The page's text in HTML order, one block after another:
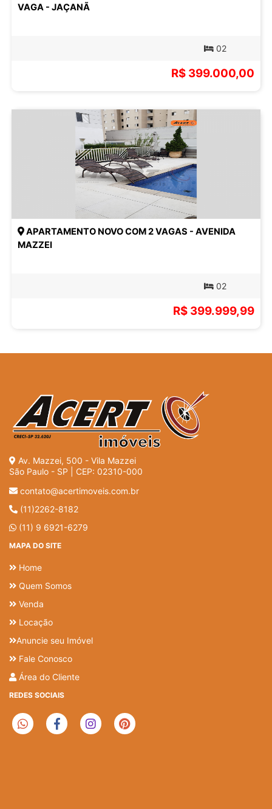
VAGA - JAÇANÃ
02
R$ 399.000,00
APARTAMENTO NOVO COM 2 VAGAS - AVENIDA
MAZZEI
02
R$ 399.999,99
Av. Mazzei, 500 - Vila Mazzei
São Paulo - SP | CEP: 02310-000
contato@acertimoveis.com.br
(11)2262-8182
(11) 9 6921-6279
MAPA DO SITE
Home
Quem Somos
Venda
Locação
Anuncie seu Imóvel
Fale Conosco
Área do Cliente
REDES SOCIAIS